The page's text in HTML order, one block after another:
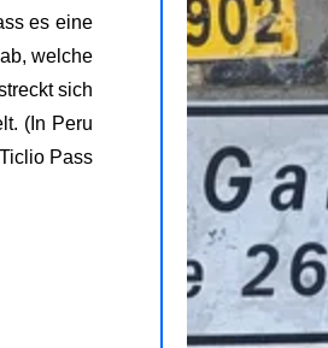
es eine
welche
sich
(In Peru
Pass